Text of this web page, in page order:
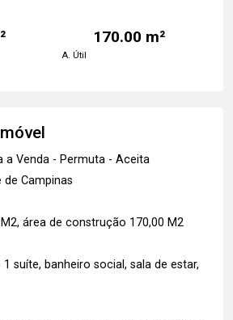
170.00 m²
A. Útil
a Venda - Permuta - Aceita
de Campinas
área de construção 170,00 M2
suíte, banheiro social, sala de estar,